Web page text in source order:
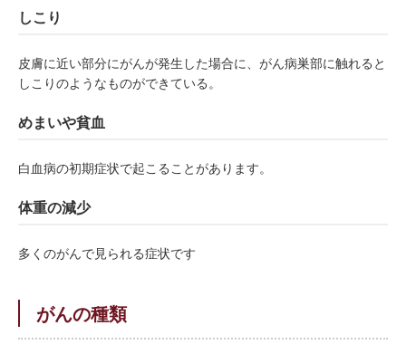
しこり
皮膚に近い部分にがんが発生した場合に、がん病巣部に触れると
しこりのようなものができている。
めまいや貧血
白血病の初期症状で起こることがあります。
体重の減少
多くのがんで見られる症状です
がんの種類